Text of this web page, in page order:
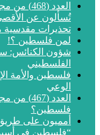
العدد
تُسألون عن
تحذيرات مقدسية
لمن فلسطين ؟!
شؤون الكنائس:
الفلسطيني
فلسطين والأمة
الوعي
العدد
فلسطين؟
“فلسطين في